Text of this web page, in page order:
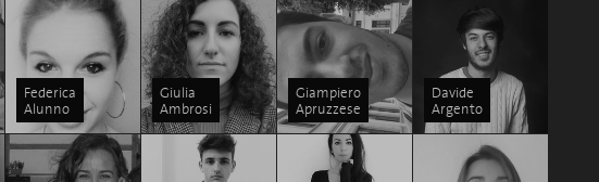
Federica
Alunno
Giulia
Ambrosi
Giampiero
Apruzzese
Davide
Argento